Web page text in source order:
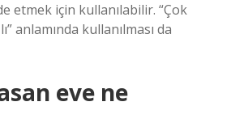
etmek için kullanılabilir. “Çok
anlamında kullanılması da
eve ne